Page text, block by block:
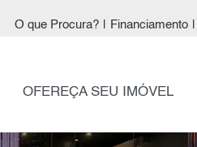
O que Procura? Financiamento
OFEREÇA SEU IMÓVEL